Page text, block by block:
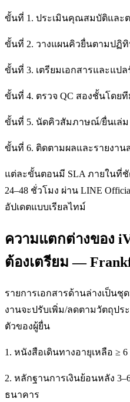
ขั้นที่ 1. ประเมินคุณสมบัติและต
ขั้นที่ 2. วางแผนคิวยื่นตามปฏิ
ขั้นที่ 3. เตรียมเอกสารและแป
ขั้นที่ 4. ตรวจ QC สองชั้นโดย
ขั้นที่ 5. นัดคิวสัมภาษณ์/ยื่นเล่
ขั้นที่ 6. ติดตามผลและรายงาน
แต่ละขั้นตอนมี SLA ภายในที่
24–48 ชั่วโมง ผ่าน LINE
อัปเดตแบบเรียลไทม์
ความแตกต่างของ
ต้องเตรียม —
รายการเอกสารด้านล่างเป็นชุ
งานจะปรับเพิ่ม/ลดตามวัตถุปร
ตัวของผู้ยื่น
1. หนังสือเดินทางอายุเหลือ ≥
2. หลักฐานการเงินย้อนหลัง
ธนาคาร